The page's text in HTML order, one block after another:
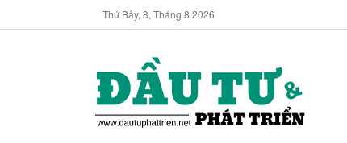
Thứ Bảy, 8, Tháng 8 2026